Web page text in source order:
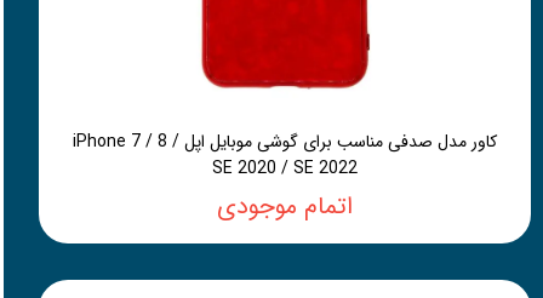
کاور مدل صدفی مناسب برای گوشی موبایل اپل iPhone 7 / 8 /
SE 2020 / SE 2022
اتمام موجودی